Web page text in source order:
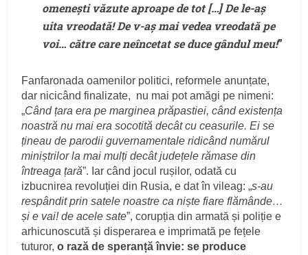
omenești văzute aproape de tot […] De le-aș
uita vreodată! De v-aș mai vedea vreodată pe
voi… către care neîncetat se duce gândul meu!”
Fanfaronada oamenilor politici, reformele anunțate,
dar nicicând finalizate, nu mai pot amăgi pe nimeni:
„Când țara era pe marginea prăpastiei, când existența
noastră nu mai era socotită decât cu ceasurile. Ei se
țineau de parodii guvernamentale ridicând numărul
miniștrilor la mai mulți decât județele rămase din
întreaga țară”. Iar când jocul rușilor, odată cu
izbucnirea revoluției din Rusia, e dat în vileag: „s-au
respândit prin satele noastre ca niște fiare flămânde…
și e vai! de acele sate”, corupția din armată și poliție e
arhicunoscută și disperarea e imprimată pe fețele
tuturor,o rază de speranță învie: se produce